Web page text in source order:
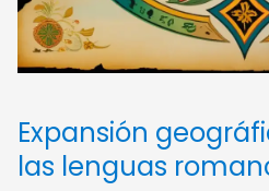
Expansión
las lenguas